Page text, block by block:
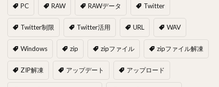
PC RAW RAWデータ Twitter
Twitter制限 Twitter活用 URL WAV
Windows zip zipファイル zipファイル解凍
ZIP解凍 アップデート アップロード